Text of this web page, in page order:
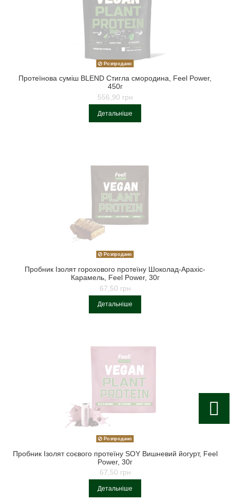
Розпродано
Протеїнова суміш BLEND Стигла смородина, Feel Power,
450г
556,90 грн
Детальніше
Розпродано
Пробник Ізолят горохового протеїну Шоколад-Арахіс-
Карамель, Feel Power, 30г
67,50 грн
Детальніше
Розпродано
Пробник Ізолят соєвого протеїну SOY Вишневий йогурт, Feel
Power, 30г
67,50 грн
Детальніше